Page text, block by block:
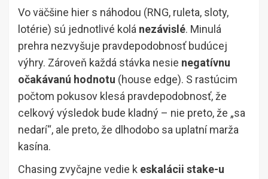
Vo väčšine hier s náhodou (RNG, ruleta, sloty,
lotérie) sú jednotlivé kolá nezávislé. Minulá
prehra nezvyšuje pravdepodobnosť budúcej
výhry. Zároveň každá stávka nesie negatívnu
očakávanú hodnotu (house edge). S rastúcim
počtom pokusov klesá pravdepodobnosť, že
celkový výsledok bude kladný – nie preto, že „sa
nedarí“, ale preto, že dlhodobo sa uplatní marža
kasína.
Chasing zvyčajne vedie k eskalácii stake-u